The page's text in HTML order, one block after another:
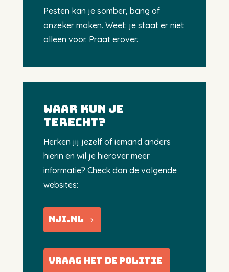
Pesten kan je somber, bang of
onzeker maken. Weet: je staat er niet
alleen voor. Praat erover.
Waar kun je
terecht?
Herken jij jezelf of iemand anders
hierin en wil je hierover meer
informatie? Check dan de volgende
websites:
NJI.nl
Vraag het de politie